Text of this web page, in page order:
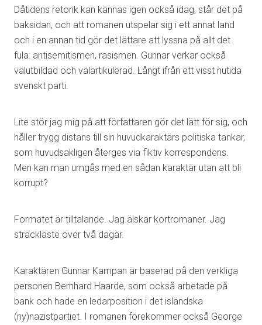
Dåtidens retorik kan kännas igen också idag, står det på
baksidan, och att romanen utspelar sig i ett annat land
och i en annan tid gör det lättare att lyssna på allt det
fula: antisemitismen, rasismen. Gunnar verkar också
välutbildad och välartikulerad. Långt ifrån ett visst nutida
svenskt parti.
Lite stör jag mig på att författaren gör det lätt för sig, och
håller trygg distans till sin huvudkaraktärs politiska tankar,
som huvudsakligen återges via fiktiv korrespondens.
Men kan man umgås med en sådan karaktär utan att bli
korrupt?
Formatet är tilltalande. Jag älskar kortromaner. Jag
sträckläste över två dagar.
Karaktären Gunnar Kampan är baserad på den verkliga
personen Bernhard Haarde, som också arbetade på
bank och hade en ledarposition i det isländska
(ny)nazistpartiet. I romanen förekommer också George